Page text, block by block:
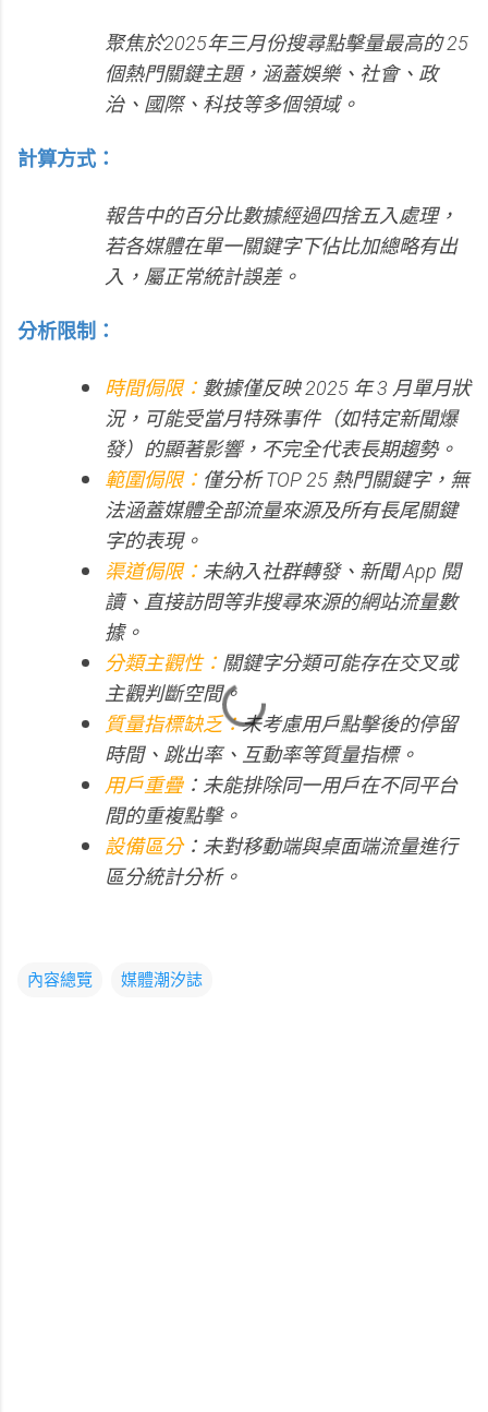
聚焦於2025年三月份搜尋點擊量最高的 25
個熱門關鍵主題，涵蓋娛樂、社會、政
治、國際、科技等多個領域。
計算方式：
報告中的百分比數據經過四捨五入處理，
若各媒體在單一關鍵字下佔比加總略有出
入，屬正常統計誤差。
分析限制：
時間侷限： 數據僅反映 2025 年 3 月單月狀
況，可能受當月特殊事件（如特定新聞爆
發）的顯著影響，不完全代表長期趨勢。
範圍侷限： 僅分析 TOP 25 熱門關鍵字，無
法涵蓋媒體全部流量來源及所有長尾關鍵
字的表現。
渠道侷限： 未納入社群轉發、新聞 App 閱
讀、直接訪問等非搜尋來源的網站流量數
據。
分類主觀性： 關鍵字分類可能存在交叉或
主觀判斷空間。
質量指標缺乏：未考慮用戶點擊後的停留
時間、跳出率、互動率等質量指標。
用戶重疊： 未能排除同一用戶在不同平台
間的重複點擊。
設備區分： 未對移動端與桌面端流量進行
區分統計分析。
內容總覽 媒體潮汐誌